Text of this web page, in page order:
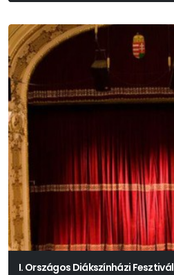
I. Országos Diákszínházi Fesztivál